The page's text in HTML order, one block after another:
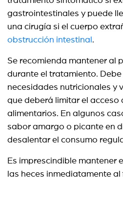
gastrointestinales y puede
una cirugía si el cuerpo
obstrucción intestinal .
Se recomienda mantener al
durante el tratamiento.
necesidades nutricionales y
que deberá limitar el acceso
alimentarios. En algunos
sabor amargo o picante en
desalentar el consumo
Es imprescindible mantener
las heces inmediatamente